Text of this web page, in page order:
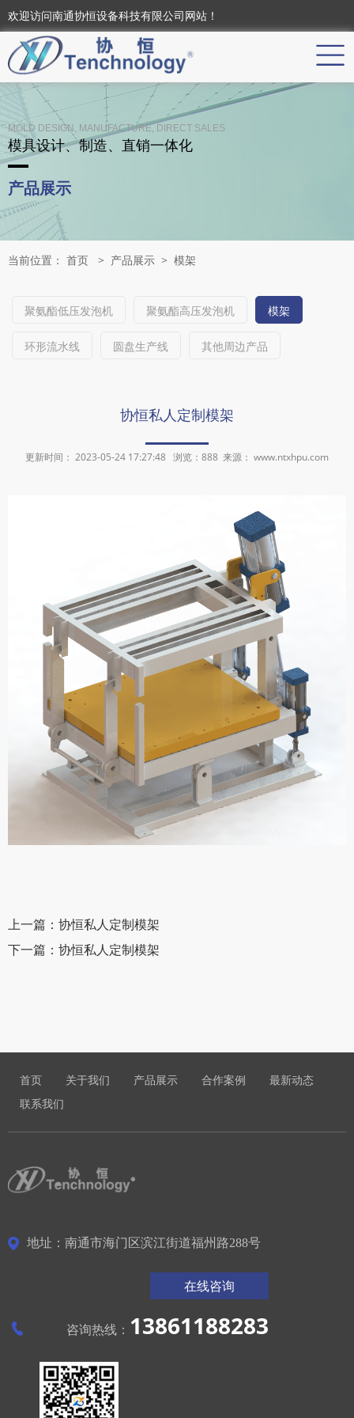
欢迎访问南通协恒设备科技有限公司网站！
MOLD DESIGN, MANUFACTURE, DIRECT SALES
模具设计、制造、直销一体化
产品展示
当前位置： 首页 > 产品展示 > 模架
聚氨酯低压发泡机 聚氨酯高压发泡机 模架
环形流水线 圆盘生产线 其他周边产品
协恒私人定制模架
更新时间： 2023-05-24 17:27:48 浏览： 888 来源： www.ntxhpu.com
上一篇：协恒私人定制模架
下一篇：协恒私人定制模架
首页 关于我们 产品展示 合作案例
最新动态
联系我们
地址：南通市海门区滨江街道福州路288号
在线咨询
咨询热线： 13861188283